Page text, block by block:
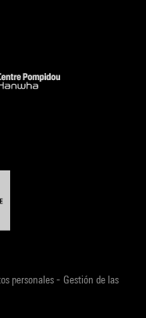
personales- Gestión de las